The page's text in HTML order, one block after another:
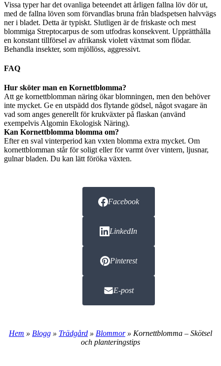
Vissa typer har det ovanliga beteendet att årligen fallna löv dör ut,
med de fallna löven som förvandlas bruna från bladspetsen halvvägs
ner i bladet. Detta är typiskt. Slutligen är de friskaste och mest
blommiga Streptocarpus de som utfodras konsekvent. Upprätthålla
en konstant tillförsel av afrikansk violett växtmat som flödar.
Behandla insekter, som mjöllöss, aggressivt.
FAQ
Hur sköter man en Kornettblomma?
Att ge kornettblomman näring ökar blomningen, men den behöver
inte mycket. Ge en utspädd dos flytande gödsel, något svagare än
vad som anges generellt för krukväxter på flaskan (använd
exempelvis Algomin Ekologisk Näring).
Kan Kornettblomma blomma om?
Efter en sval vinterperiod kan vxten blomma extra mycket. Om
kornettblomman står för soligt eller för varmt över vintern, ljusnar,
gulnar bladen. Du kan lätt föröka växten.
Facebook
LinkedIn
Pinterest
E-post
Hem » Blogg » Trädgård » Blommor » Kornettblomma – Skötsel
och planteringstips